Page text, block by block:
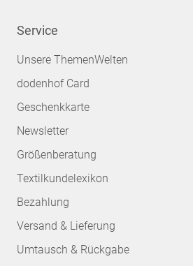
Service
Unsere ThemenWelten
dodenhof Card
Geschenkkarte
Newsletter
Größenberatung
Textilkundelexikon
Bezahlung
Versand & Lieferung
Umtausch & Rückgabe